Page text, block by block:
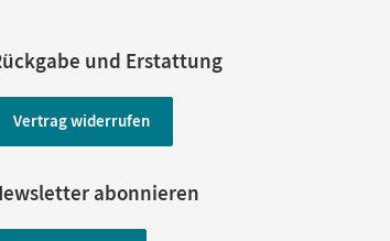
und Erstattung
Vertrag widerrufen
abonnieren